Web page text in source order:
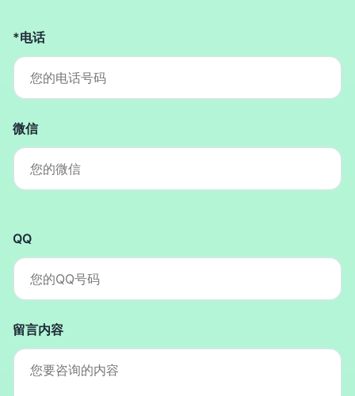
*电话
微信
QQ
留言内容